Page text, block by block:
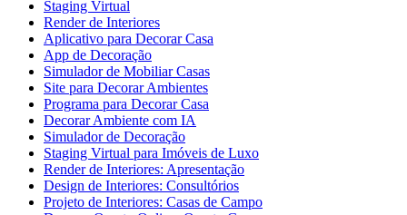
Staging Virtual
Render de Interiores
Aplicativo para Decorar Casa
App de Decoração
Simulador de Mobiliar Casas
Site para Decorar Ambientes
Programa para Decorar Casa
Decorar Ambiente com IA
Simulador de Decoração
Staging Virtual para Imóveis de Luxo
Render de Interiores: Apresentação
Design de Interiores: Consultórios
Projeto de Interiores: Casas de Campo